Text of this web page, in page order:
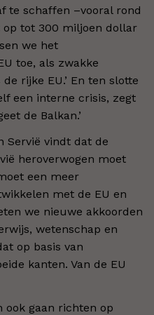
te schaffen –vooral rond
tot 300 miljoen dollar
we het
toe, als zwakke
rijke EU.’ En ten slotte
een interne crisis, zegt
de Balkan.’
Servië vindt dat de
heroverwogen moet
een meer
met de EU en
we nieuwe akkoorden
wetenschap en
op basis van
kanten. Van de EU
ook gaan richten op